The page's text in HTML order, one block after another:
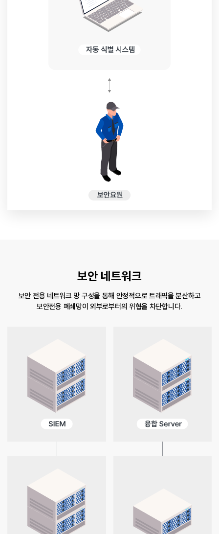
보안 네트워크
보안 전용 네트워크 망 구성을 통해 안정적으로 트래픽을 분산하고
보안전용 폐쇄망이 외부로부터의 위협을 차단합니다.